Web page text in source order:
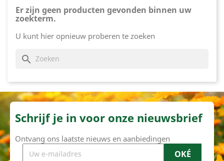
Er zijn geen producten gevonden binnen uw
zoekterm.
U kunt hier opnieuw proberen te zoeken
search
Schrijf je in voor onze nieuwsbrief
Ontvang ons laatste nieuws en aanbiedingen